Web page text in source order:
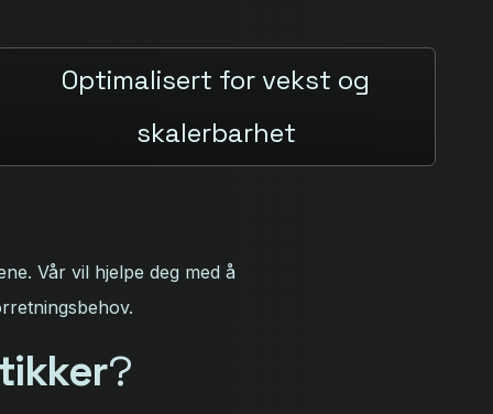
Optimalisert for vekst og
skalerbarhet
Vår vil hjelpe deg med å
?